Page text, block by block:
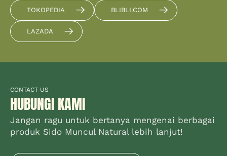
TOKOPEDIA BLIBLI.COM
LAZADA
CONTACT US
HUBUNGI KAMI
Jangan ragu untuk bertanya mengenai berbagai
produk Sido Muncul Natural lebih lanjut!